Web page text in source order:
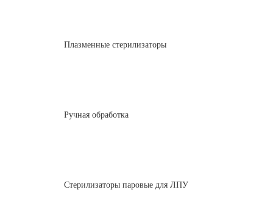
Плазменные стерилизаторы
Ручная обработка
Стерилизаторы паровые для ЛПУ